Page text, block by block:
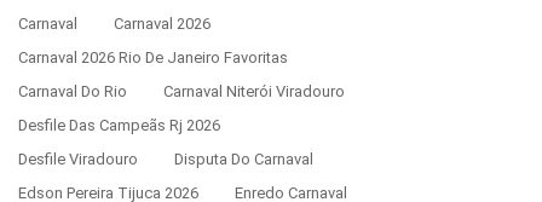
Carnaval
Carnaval 2026
Carnaval 2026 Rio De Janeiro Favoritas
Carnaval Do Rio
Carnaval Niterói Viradouro
Desfile Das Campeãs Rj 2026
Desfile Viradouro
Disputa Do Carnaval
Edson Pereira Tijuca 2026
Enredo Carnaval